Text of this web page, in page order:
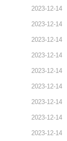
2023-12-14
2023-12-14
2023-12-14
2023-12-14
2023-12-14
2023-12-14
2023-12-14
2023-12-14
2023-12-14